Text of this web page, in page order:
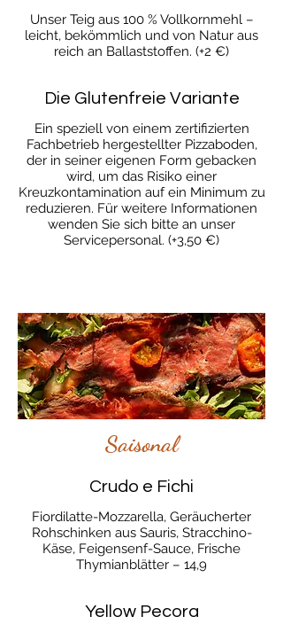
Unser Teig aus 100 % Vollkornmehl –
leicht, bekömmlich und von Natur aus
reich an Ballaststoffen. (+2 €)
Die Glutenfreie Variante
Ein speziell von einem zertifizierten
Fachbetrieb hergestellter Pizzaboden,
der in seiner eigenen Form gebacken
wird, um das Risiko einer
Kreuzkontamination auf ein Minimum zu
reduzieren. Für weitere Informationen
wenden Sie sich bitte an unser
Servicepersonal. (+3,50 €)
Saisonal
Crudo e Fichi
Fiordilatte-Mozzarella, Geräucherter
Rohschinken aus Sauris, Stracchino-
Käse, Feigensenf-Sauce, Frische
Thymianblätter – 14,9
Yellow Pecora